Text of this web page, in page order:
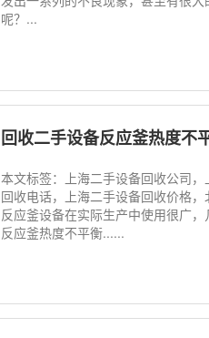
呢？...
回收二手设备反应釜热度不
本文标签：上海二手设备回收公司
回收电话，上海二手设备回收价格
反应釜设备在实际生产中使用很广
反应釜热度不平衡......